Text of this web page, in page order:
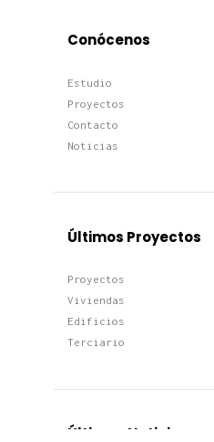
Conócenos
Estudio
Proyectos
Contacto
Noticias
Últimos Proyectos
Proyectos
Viviendas
Edificios
Terciario
Últimas Noticias